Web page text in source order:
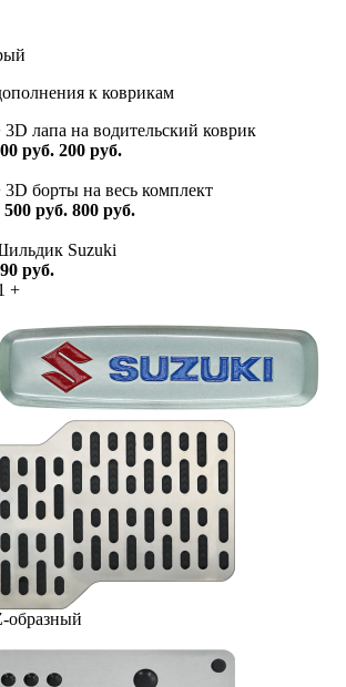
к коврикам
3D лапа на водительский коврик
руб. 200 руб.
3D борты на весь комплект
500 руб. 800 руб.
Suzuki
руб.
+
образный